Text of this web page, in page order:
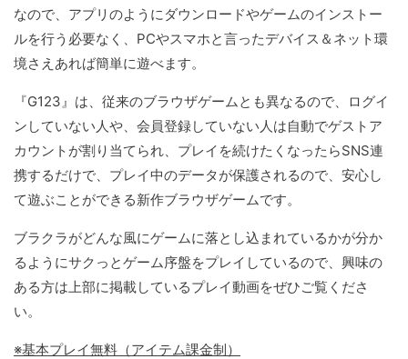
なので、アプリのようにダウンロードやゲームのインストー
ルを行う必要なく、PCやスマホと言ったデバイス＆ネット環
境さえあれば簡単に遊べます。
『G123』は、従来のブラウザゲームとも異なるので、ログイ
ンしていない人や、会員登録していない人は自動でゲストア
カウントが割り当てられ、プレイを続けたくなったらSNS連
携するだけで、プレイ中のデータが保護されるので、安心し
て遊ぶことができる新作ブラウザゲームです。
ブラクラがどんな風にゲームに落とし込まれているかが分か
るようにサクっとゲーム序盤をプレイしているので、興味の
ある方は上部に掲載しているプレイ動画をぜひご覧くださ
い。
※基本プレイ無料（アイテム課金制）